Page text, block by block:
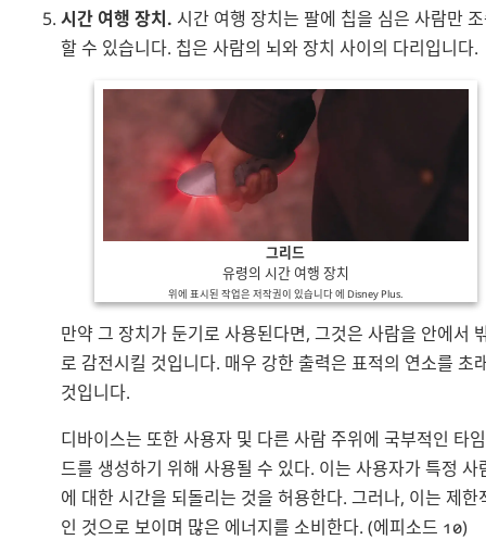
시간 여행 장치. 시간 여행 장치는 팔에 칩을 심은 사람만
할 수 있습니다. 칩은 사람의 뇌와 장치 사이의 다리입니다.
그리드
유령의 시간 여행 장치
위에 표시된 작업은 저작권이 있습니다 에 Disney Plus.
만약 그 장치가 둔기로 사용된다면, 그것은 사람을 안에서
로 감전시킬 것입니다. 매우 강한 출력은 표적의 연소를 초
것입니다.
디바이스는 또한 사용자 및 다른 사람 주위에 국부적인 타
드를 생성하기 위해 사용될 수 있다. 이는 사용자가 특정 사
에 대한 시간을 되돌리는 것을 허용한다. 그러나, 이는 제한
인 것으로 보이며 많은 에너지를 소비한다. (에피소드 10)